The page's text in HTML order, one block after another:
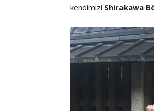
kendimizi Shirakawa